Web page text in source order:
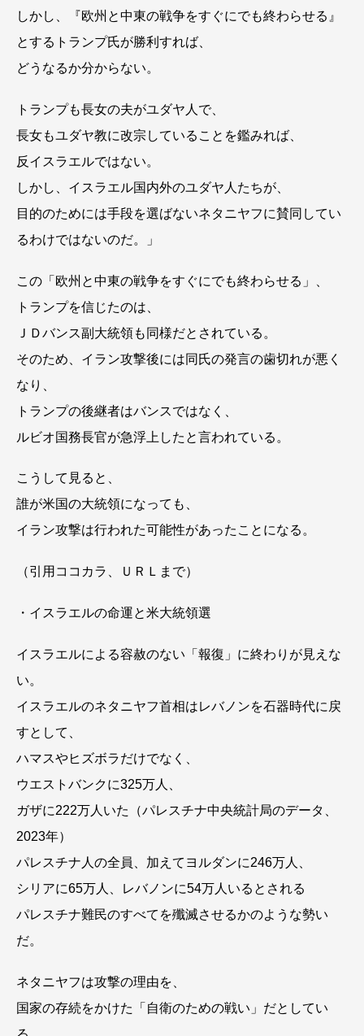
しかし、『欧州と中東の戦争をすぐにでも終わらせる』
とするトランプ氏が勝利すれば、
どうなるか分からない。
トランプも長女の夫がユダヤ人で、
長女もユダヤ教に改宗していることを鑑みれば、
反イスラエルではない。
しかし、イスラエル国内外のユダヤ人たちが、
目的のためには手段を選ばないネタニヤフに賛同してい
るわけではないのだ。」
この「欧州と中東の戦争をすぐにでも終わらせる」、
トランプを信じたのは、
ＪＤバンス副大統領も同様だとされている。
そのため、イラン攻撃後には同氏の発言の歯切れが悪く
なり、
トランプの後継者はバンスではなく、
ルビオ国務長官が急浮上したと言われている。
こうして見ると、
誰が米国の大統領になっても、
イラン攻撃は行われた可能性があったことになる。
（引用ココカラ、ＵＲＬまで）
・イスラエルの命運と米大統領選
イスラエルによる容赦のない「報復」に終わりが見えな
い。
イスラエルのネタニヤフ首相はレバノンを石器時代に戻
すとして、
ハマスやヒズボラだけでなく、
ウエストバンクに325万人、
ガザに222万人いた（パレスチナ中央統計局のデータ、
2023年）
パレスチナ人の全員、加えてヨルダンに246万人、
シリアに65万人、レバノンに54万人いるとされる
パレスチナ難民のすべてを殲滅させるかのような勢い
だ。
ネタニヤフは攻撃の理由を、
国家の存続をかけた「自衛のための戦い」だとしてい